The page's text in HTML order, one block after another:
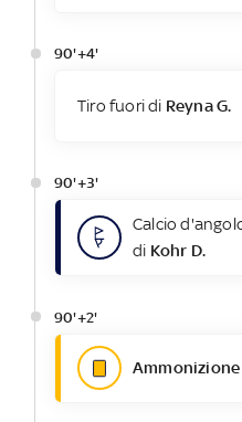
90'+4'
Tiro fuori di Reyna G.
90'+3'
Calcio
di Kohr D.
90'+2'